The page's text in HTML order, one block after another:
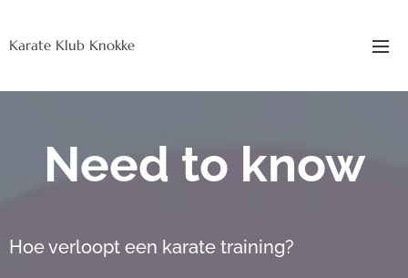
Karate Klub Knokke
Need to know
Hoe verloopt een karate training?